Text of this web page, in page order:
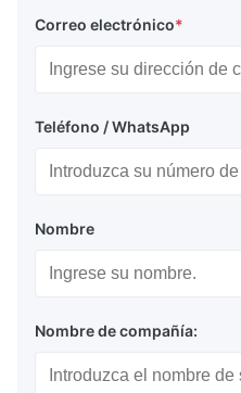
Correo electrónico*
Teléfono / WhatsApp
Nombre
Nombre de compañía: